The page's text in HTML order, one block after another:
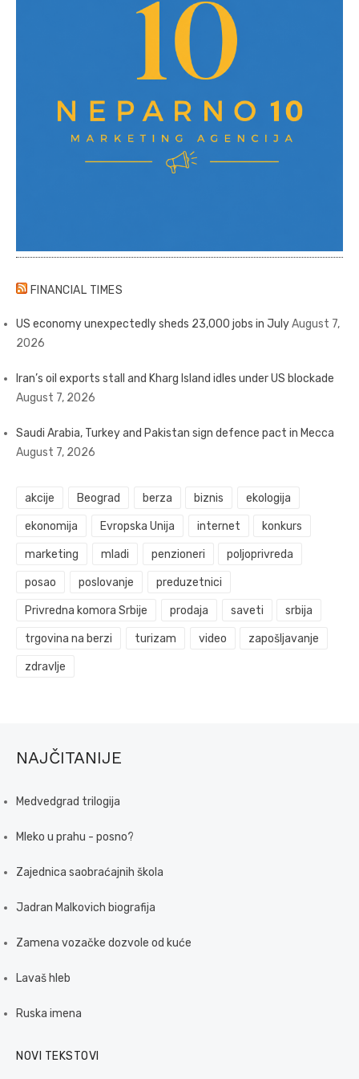
FINANCIAL TIMES
US economy unexpectedly sheds 23,000 jobs in JulyAugust 7,
2026
Iran’s oil exports stall and Kharg Island idles under US blockade
August 7, 2026
Saudi Arabia, Turkey and Pakistan sign defence pact in Mecca
August 7, 2026
akcije Beograd berza biznis ekologija
ekonomija Evropska Unija internet konkurs
marketing mladi penzioneri poljoprivreda
posao poslovanje preduzetnici
Privredna komora Srbije prodaja saveti srbija
trgovina na berzi turizam video zapošljavanje
zdravlje
NAJČITANIJE
Medvedgrad trilogija
Mleko u prahu - posno?
Zajednica saobraćajnih škola
Jadran Malkovich biografija
Zamena vozačke dozvole od kuće
Lavaš hleb
Ruska imena
NOVI TEKSTOVI